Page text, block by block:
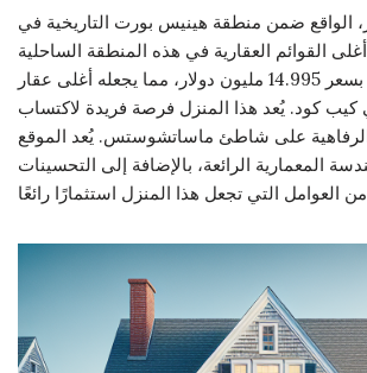
الواقع ضمن منطقة هينيس بورت التاريخية في
القوائم العقارية في هذه المنطقة الساحلية
الراقية. يُعرض حاليًا بسعر 14.995 مليون دولار، مما يجعله أغلى عقار
كود. يُعد هذا المنزل فرصة فريدة لاكتساب
على شاطئ ماساتشوستس. يُعد الموقع
المعمارية الرائعة، بالإضافة إلى التحسينات